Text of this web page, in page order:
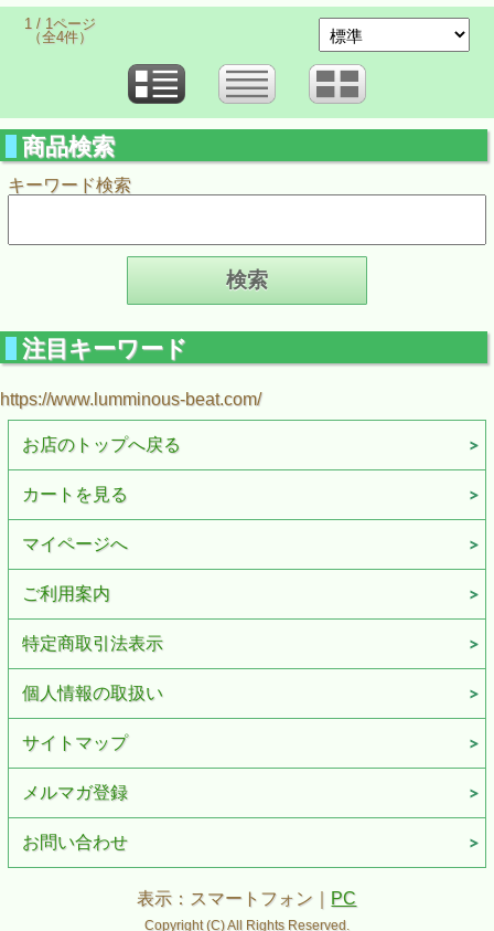
1 / 1ページ
（全4件）
商品検索
キーワード検索
注目キーワード
https://www.lumminous-beat.com/
お店のトップへ戻る
カートを見る
マイページへ
ご利用案内
特定商取引法表示
個人情報の取扱い
サイトマップ
メルマガ登録
お問い合わせ
表示：スマートフォン｜ PC
Copyright (C) All Rights Reserved.